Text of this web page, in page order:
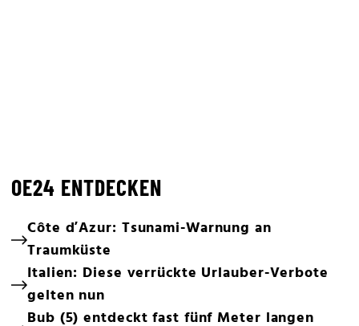
OE24 ENTDECKEN
Côte d’Azur: Tsunami-Warnung an
Traumküste
Italien: Diese verrückte Urlauber-Verbote
gelten nun
Bub (5) entdeckt fast fünf Meter langen